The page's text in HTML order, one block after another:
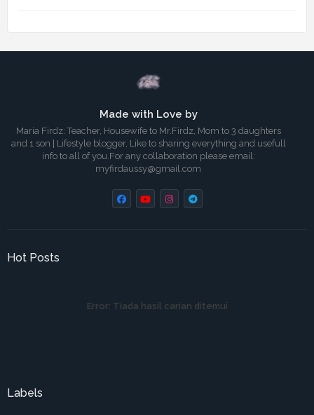
Made with Love by
Maria Firdz: Teacher, Housewife to Mr.Firdz, Mom to 3 daughters
and 1 son | Lifestyle blogger, Like to sharing everything and usefull
info to all of you.For any collaboration please email:
myfirdaussy@gmail.com
Hot Posts
Error: Tiada hasil carian ditemui
Labels